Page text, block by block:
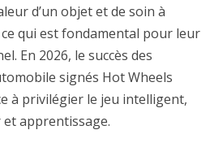
d’un objet et de soin à
qui est fondamental pour leur
En 2026, le succès des
signés Hot Wheels
à privilégier le jeu intelligent,
apprentissage.